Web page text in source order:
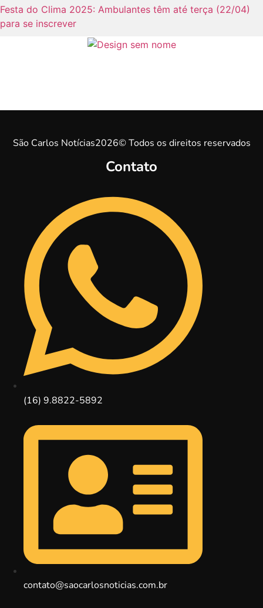
Festa do Clima 2025: Ambulantes têm até terça (22/04)
para se inscrever
São Carlos Notícias2026© Todos os direitos reservados
Contato
(16) 9.8822-5892
contato@saocarlosnoticias.com.br